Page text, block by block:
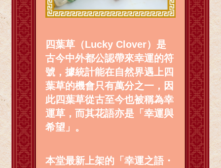
四葉草（Lucky Clover）是
古今中外都公認帶來幸運的符
號，據統計能在自然界遇上四
葉草的機會只有萬分之一，因
此四葉草從古至今也被稱為幸
運草，而其花語亦是「幸運與
希望」。
本堂最新上架的「幸運之語・